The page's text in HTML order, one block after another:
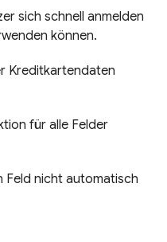
sich schnell anmelden
können.
Kreditkartendaten
für alle Felder
Feld nicht automatisch